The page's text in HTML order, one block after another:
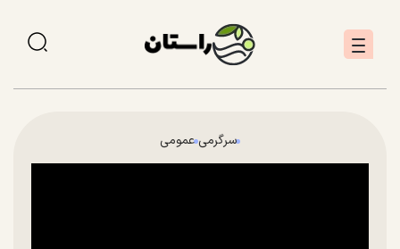
سرگرمی عمومی